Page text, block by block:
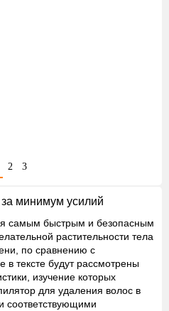
2 3
минимум усилий
самым быстрым и безопасным
растительности тела
по сравнению с
в тексте будут рассмотрены
изучение которых
для удаления волос в